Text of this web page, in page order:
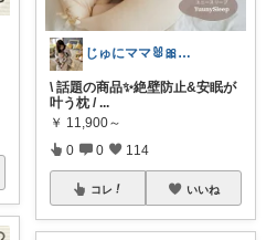
じゅにママ🐰🎀2yboyワーママ
\ 話題の商品✨絶壁防止&安眠が
叶う枕 / ...
￥ 11,900～
0 0 114
コレ いいね